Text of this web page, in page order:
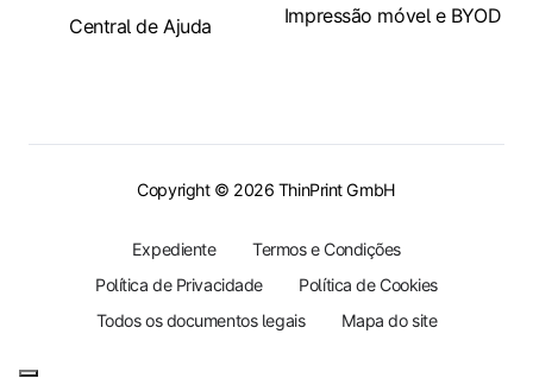
Central de Ajuda
Impressão móvel e BYOD
Copyright © 2026 ThinPrint GmbH
Expediente
Termos e Condições
Política de Privacidade
Política de Cookies
Todos os documentos legais
Mapa do site